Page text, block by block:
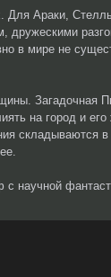
Для Араки,
дружескими
в мире не
Загадочная
на город и
складываются
научной